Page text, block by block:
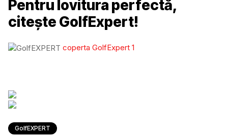
Pentru lovitura perfectă,
citește GolfExpert!
coperta GolfExpert 1
GolfEXPERT